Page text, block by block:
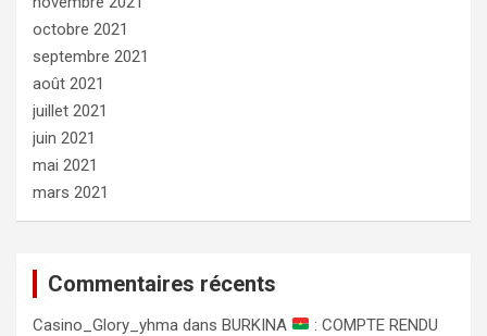
octobre 2021
septembre 2021
août 2021
juillet 2021
juin 2021
mai 2021
mars 2021
Commentaires récents
Сasino_Glory_yhma dans BURKINA
: COMPTE RENDU